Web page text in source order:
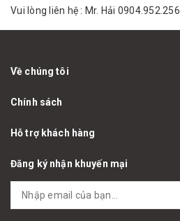
Vui lòng liên hệ : Mr. Hải 0904.952.256
Về chúng tôi
Chính sách
Hỗ trợ khách hàng
Đăng ký nhận khuyến mại